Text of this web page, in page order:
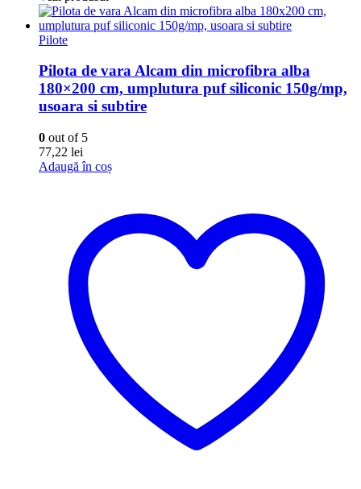
Pilote
Pilota de vara Alcam din microfibra alba
180×200 cm, umplutura puf siliconic 150g/mp,
usoara si subtire
0 out of 5
77,22 lei
Adaugă în coș